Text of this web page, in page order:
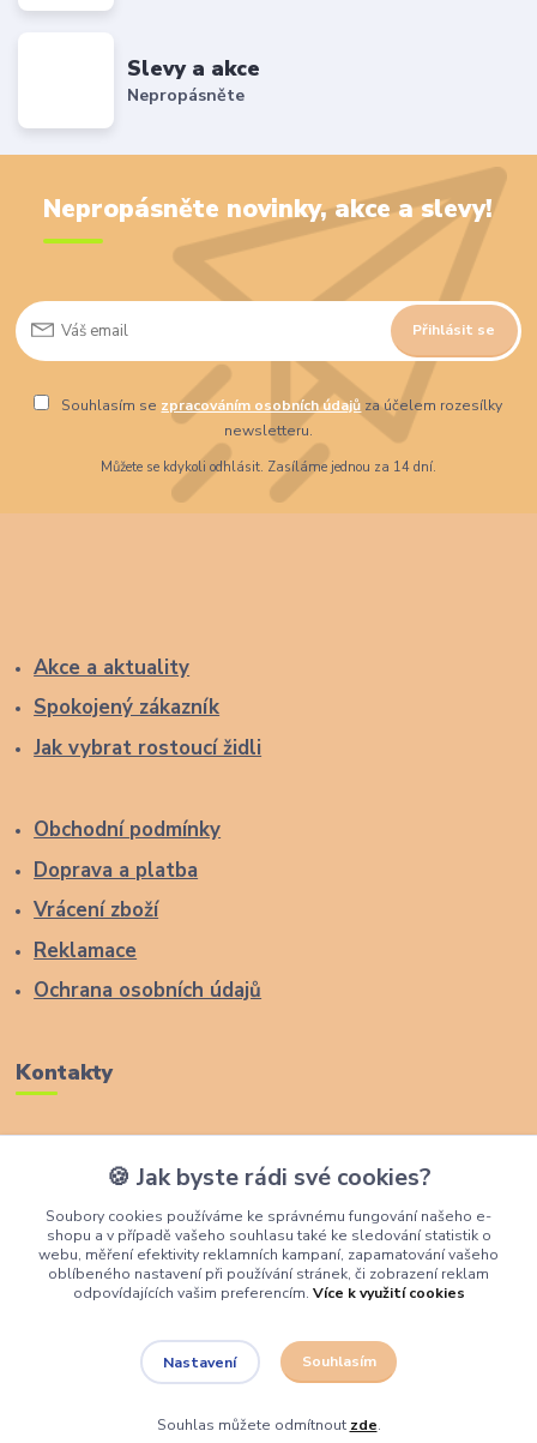
Slevy a akce
Nepropásněte
Nepropásněte novinky, akce a slevy!
Přihlásit se
Souhlasím se zpracováním osobních údajů za účelem rozesílky
newsletteru.
Můžete se kdykoli odhlásit. Zasíláme jednou za 14 dní.
Akce a aktuality
Spokojený zákazník
Jak vybrat rostoucí židli
Obchodní podmínky
Doprava a platba
Vrácení zboží
Reklamace
Ochrana osobních údajů
Kontakty
+420 774 291 043
info@rostouci-zidle.cz
Vytvořeno na
Eshop-rychle.cz
🍪 Jak byste rádi své cookies?
Soubory cookies používáme ke správnému fungování našeho e-
shopu a v případě vašeho souhlasu také ke sledování statistik o
webu, měření efektivity reklamních kampaní, zapamatování vašeho
oblíbeného nastavení při používání stránek, či zobrazení reklam
odpovídajících vašim preferencím. Více k využití cookies
Nastavení Souhlasím
Souhlas můžete odmítnout zde.